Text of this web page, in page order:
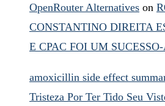
OpenRouter Alternatives on
CONSTANTINO DIREITA
E CPAC FOI UM
amoxicillin side effect
Tristeza Por Ter Tido Seu